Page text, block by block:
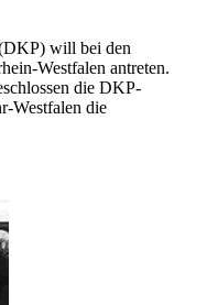
will bei den
Westfalen antreten.
die DKP-
Westfalen die